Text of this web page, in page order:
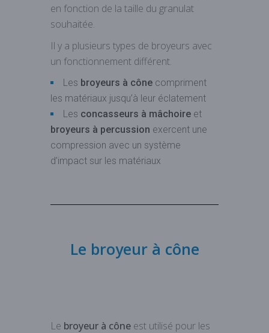
en fonction de la taille du granulat
souhaitée.
Il y a plusieurs types de broyeurs avec
un fonctionnement différent.
Les broyeurs à cône compriment
les matériaux jusqu’à leur éclatement
Les concasseurs à mâchoire et
broyeurs à percussion exercent une
compression avec un système
d’impact sur les matériaux
Le broyeur à cône
Le broyeur à cône est utilisé pour les